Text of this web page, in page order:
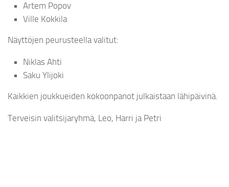
Artem Popov
Ville Kokkila
Näyttöjen peurusteella valitut:
Niklas Ahti
Saku Ylijoki
Kaikkien joukkueiden kokoonpanot julkaistaan lähipäivinä.
Terveisin valitsijaryhmä, Leo, Harri ja Petri